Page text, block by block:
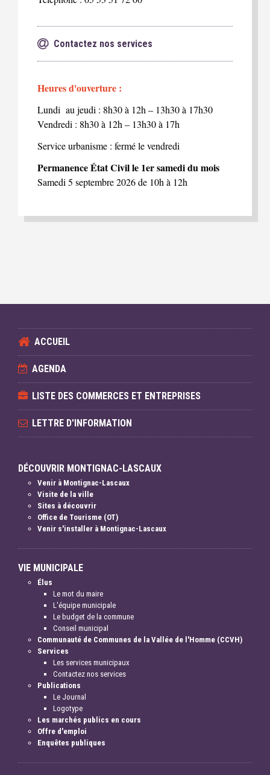
Contactez nos services
Heures d'ouverture :
Lundi au jeudi : 8h30 à 12h – 13h30 à 17h30
Vendredi : 8h30 à 12h – 13h30 à 17h
Service urbanisme : fermé le vendredi
Permanence État Civil le 1er samedi du mois
Samedi 5 septembre 2026 de 10h à 12h
ACCUEIL
AGENDA
LISTE DES COMMERCES ET ENTREPRISES
LETTRE D'INFORMATION
DÉCOUVRIR MONTIGNAC-LASCAUX
Venir à Montignac-Lascaux
Visite de la ville
Sites à découvrir
Office de Tourisme (OT)
Venir s'installer à Montignac-Lascaux
VIE MUNICIPALE
Élus
Le mot du maire
L'équipe municipale
Le budget de la commune
Conseil municipal
Communauté de Communes de la Vallée de l'Homme (CCVH)
Services
Les services municipaux
Contactez nos services
Publications
Le Journal
Logotype
Les marchés publics en cours
Offre d'emploi
Enquêtes publiques